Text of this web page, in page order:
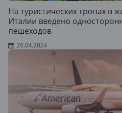
На туристических тропах в
Италии введено
пешеходов
26.04.2024